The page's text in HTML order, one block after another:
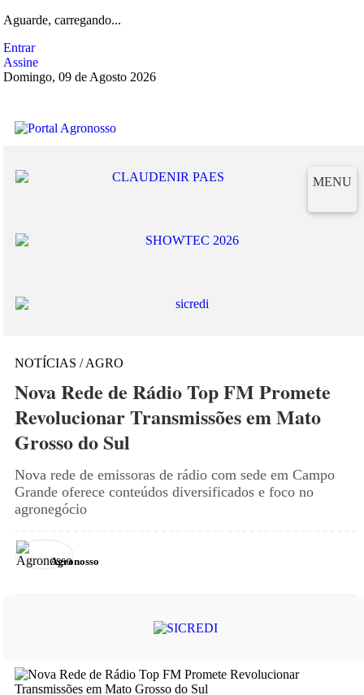
Aguarde, carregando...
Entrar
Assine
Domingo, 09 de Agosto 2026
MENU
NOTÍCIAS / AGRO
Nova Rede de Rádio Top FM Promete
Revolucionar Transmissões em Mato
Grosso do Sul
Nova rede de emissoras de rádio com sede em Campo
Grande oferece conteúdos diversificados e foco no
agronegócio
Agronosso